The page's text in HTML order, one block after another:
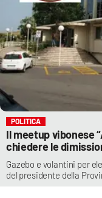
POLITICA
Il meetup vibonese
chiedere le
Gazebo e volantini per
del presidente della